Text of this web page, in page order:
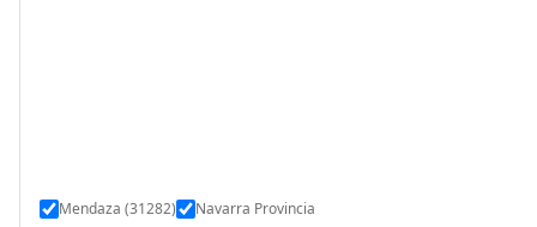
Mendaza (31282) Navarra Provincia